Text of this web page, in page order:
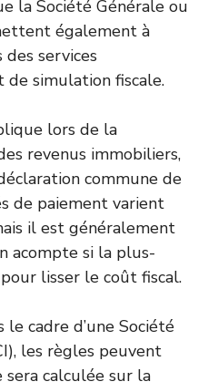
la Société Générale ou
également à
services
de simulation fiscale.
lors de la
revenus immobiliers,
commune de
de paiement varient
il est généralement
acompte si la plus-
lisser le coût fiscal.
le cadre d’une Société
les règles peuvent
calculée sur la